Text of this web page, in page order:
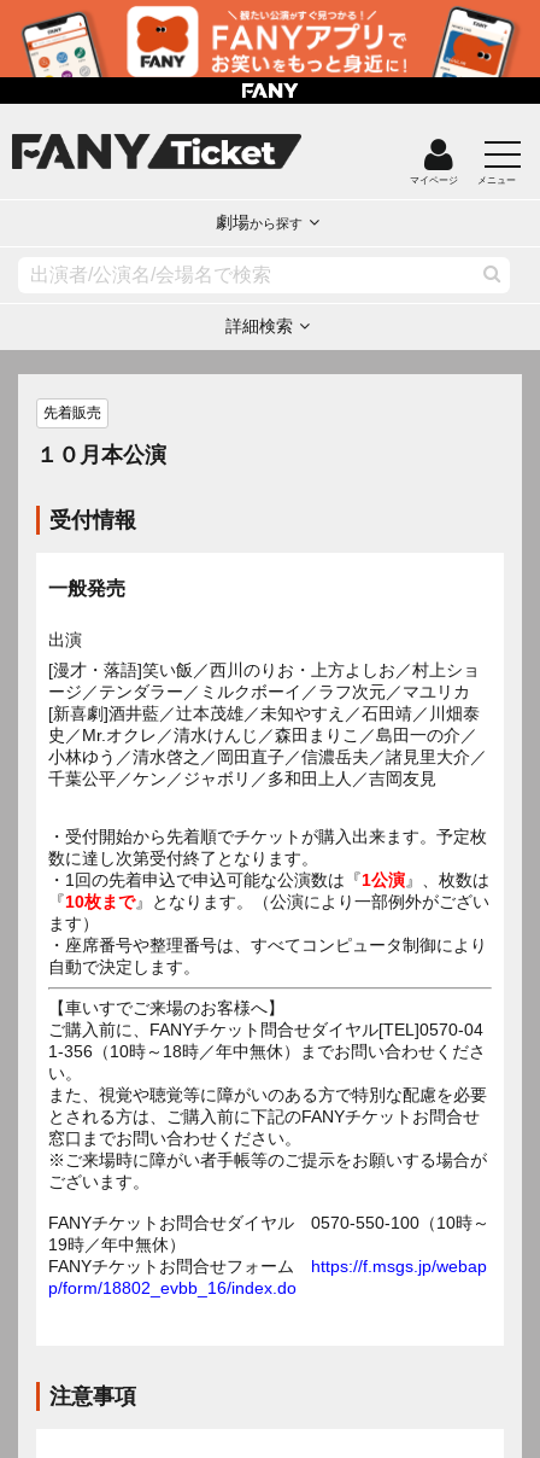
マイページ メニュー
劇場から探す
詳細検索
先着販売
１０月本公演
受付情報
一般発売
出演
[漫才・落語]笑い飯／西川のりお・上方よしお／村上ショ
ージ／テンダラー／ミルクボーイ／ラフ次元／マユリカ
[新喜劇]酒井藍／辻本茂雄／未知やすえ／石田靖／川畑泰
史／Mr.オクレ／清水けんじ／森田まりこ／島田一の介／
小林ゆう／清水啓之／岡田直子／信濃岳夫／諸見里大介／
千葉公平／ケン／ジャボリ／多和田上人／吉岡友見
・受付開始から先着順でチケットが購入出来ます。予定枚
数に達し次第受付終了となります。
・1回の先着申込で申込可能な公演数は『1公演』、枚数は
『10枚まで』となります。（公演により一部例外がござい
ます）
・座席番号や整理番号は、すべてコンピュータ制御により
自動で決定します。
【車いすでご来場のお客様へ】
ご購入前に、FANYチケット問合せダイヤル[TEL]0570-04
1-356（10時～18時／年中無休）までお問い合わせくださ
い。
また、視覚や聴覚等に障がいのある方で特別な配慮を必要
とされる方は、ご購入前に下記のFANYチケットお問合せ
窓口までお問い合わせください。
※ご来場時に障がい者手帳等のご提示をお願いする場合が
ございます。
FANYチケットお問合せダイヤル 0570-550-100（10時～
19時／年中無休）
FANYチケットお問合せフォーム https://f.msgs.jp/webap
p/form/18802_evbb_16/index.do
注意事項